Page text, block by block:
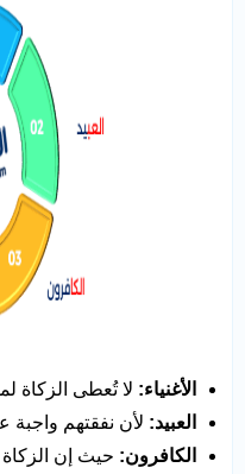
الأغنياء: لا تُعطى الزكاة
العبيد: لأن نفقتهم واجبة
الكافرون: حيث إن